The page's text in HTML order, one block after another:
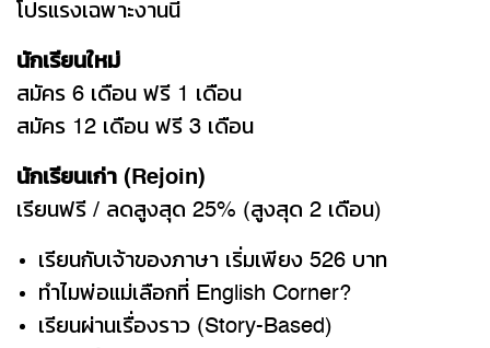
โปรแรงเฉพาะงานนี้
นักเรียนใหม่
สมัคร 6 เดือน ฟรี 1 เดือน
สมัคร 12 เดือน ฟรี 3 เดือน
นักเรียนเก่า (Rejoin)
เรียนฟรี / ลดสูงสุด 25% (สูงสุด 2 เดือน)
เรียนกับเจ้าของภาษา เริ่มเพียง 526 บาท
ทำไมพ่อแม่เลือกที่ English Corner?
เรียนผ่านเรื่องราว (Story-Based)